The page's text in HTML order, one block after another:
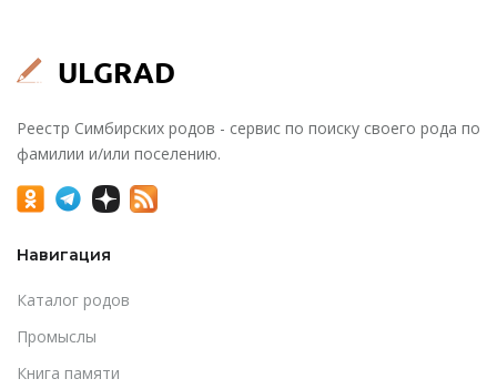
Реестр Симбирских родов - сервис по поиску своего рода по
фамилии и/или поселению.
Навигация
Каталог родов
Промыслы
Книга памяти